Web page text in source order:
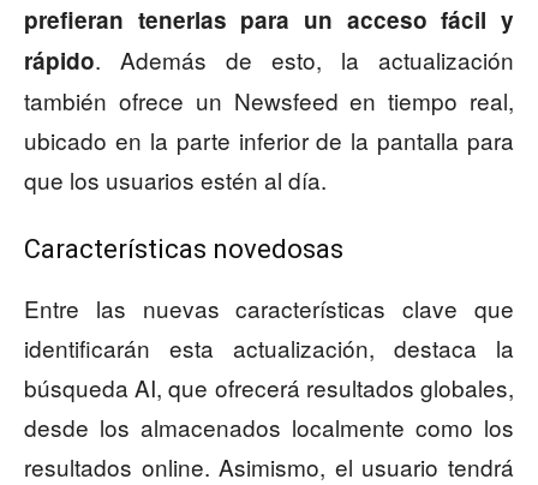
prefieran tenerlas para un acceso fácil y
rápido. Además de esto, la actualización
también ofrece un Newsfeed en tiempo real,
ubicado en la parte inferior de la pantalla para
que los usuarios estén al día.
Características novedosas
Entre las nuevas características clave que
identificarán esta actualización, destaca la
búsqueda AI, que ofrecerá resultados globales,
desde los almacenados localmente como los
resultados online. Asimismo, el usuario tendrá